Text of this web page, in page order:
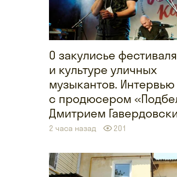
О закулисье фестиваля
и культуре уличных
музыкантов. Интервью
с продюсером
Дмитрием
2 часа назад 201